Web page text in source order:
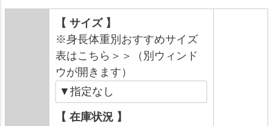
【 サイズ 】
※身長体重別おすすめサイズ
表はこちら＞＞（別ウィンド
ウが開きます）
【 在庫状況 】